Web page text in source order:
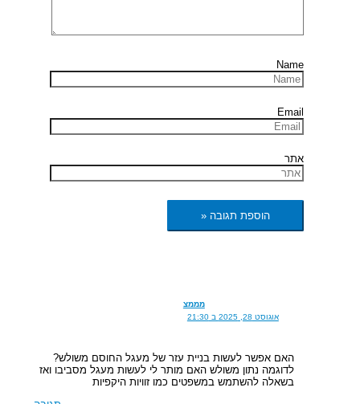
Name
Email
אתר
מממצ
אוגוסט 28, 2025 ב 21:30
האם אפשר לעשות בניית עזר של מעגל החוסם משולש?
לדוגמה נתון משולש האם מותר לי לעשות מעגל מסביבו ואז
בשאלה להשתמש במשפטים כמו זוויות היקפיות